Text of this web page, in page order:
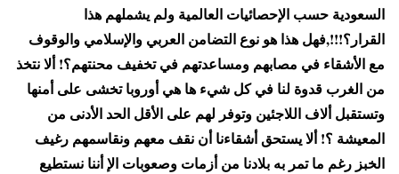
السعودية حسب الإحصائيات العالمية ولم يشملهم هذا
القرار؟!!!,فهل هذا هو نوع التضامن العربي والإسلامي والوقوف
مع الأشقاء في مصابهم ومساعدتهم في تخفيف محنتهم؟! ألا نتخذ
من الغرب قدوة لنا في كل شيء ها هي أوروبا تخشى على أمنها
وتستقبل ألاف اللاجئين وتوفر لهم على الأقل الحد الأدنى من
المعيشة ؟! ألا يستحق أشقاءنا أن نقف معهم ونقاسمهم رغيف
الخبز رغم ما تمر به بلادنا من أزمات وصعوبات الإ أننا نستطيع